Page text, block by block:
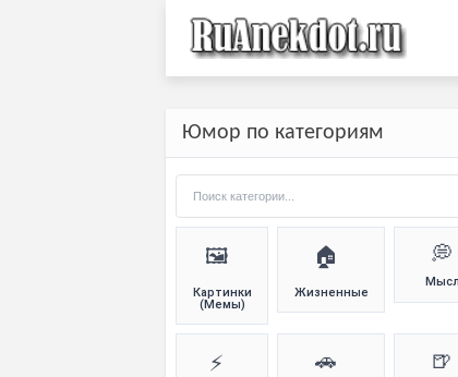
Юмор по категориям
🖼️
Картинки
(Мемы)
🏠
Жизненные
💭
⚡ 🚗 🍺